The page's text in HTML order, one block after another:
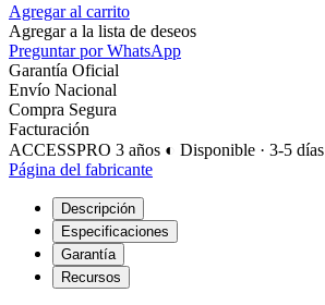
Agregar al carrito
Agregar a la lista de deseos
Preguntar por WhatsApp
Garantía Oficial
Envío Nacional
Compra Segura
Facturación
ACCESSPRO 3 años ◐ Disponible · 3-5 días
Página del fabricante
Descripción
Especificaciones
Garantía
Recursos